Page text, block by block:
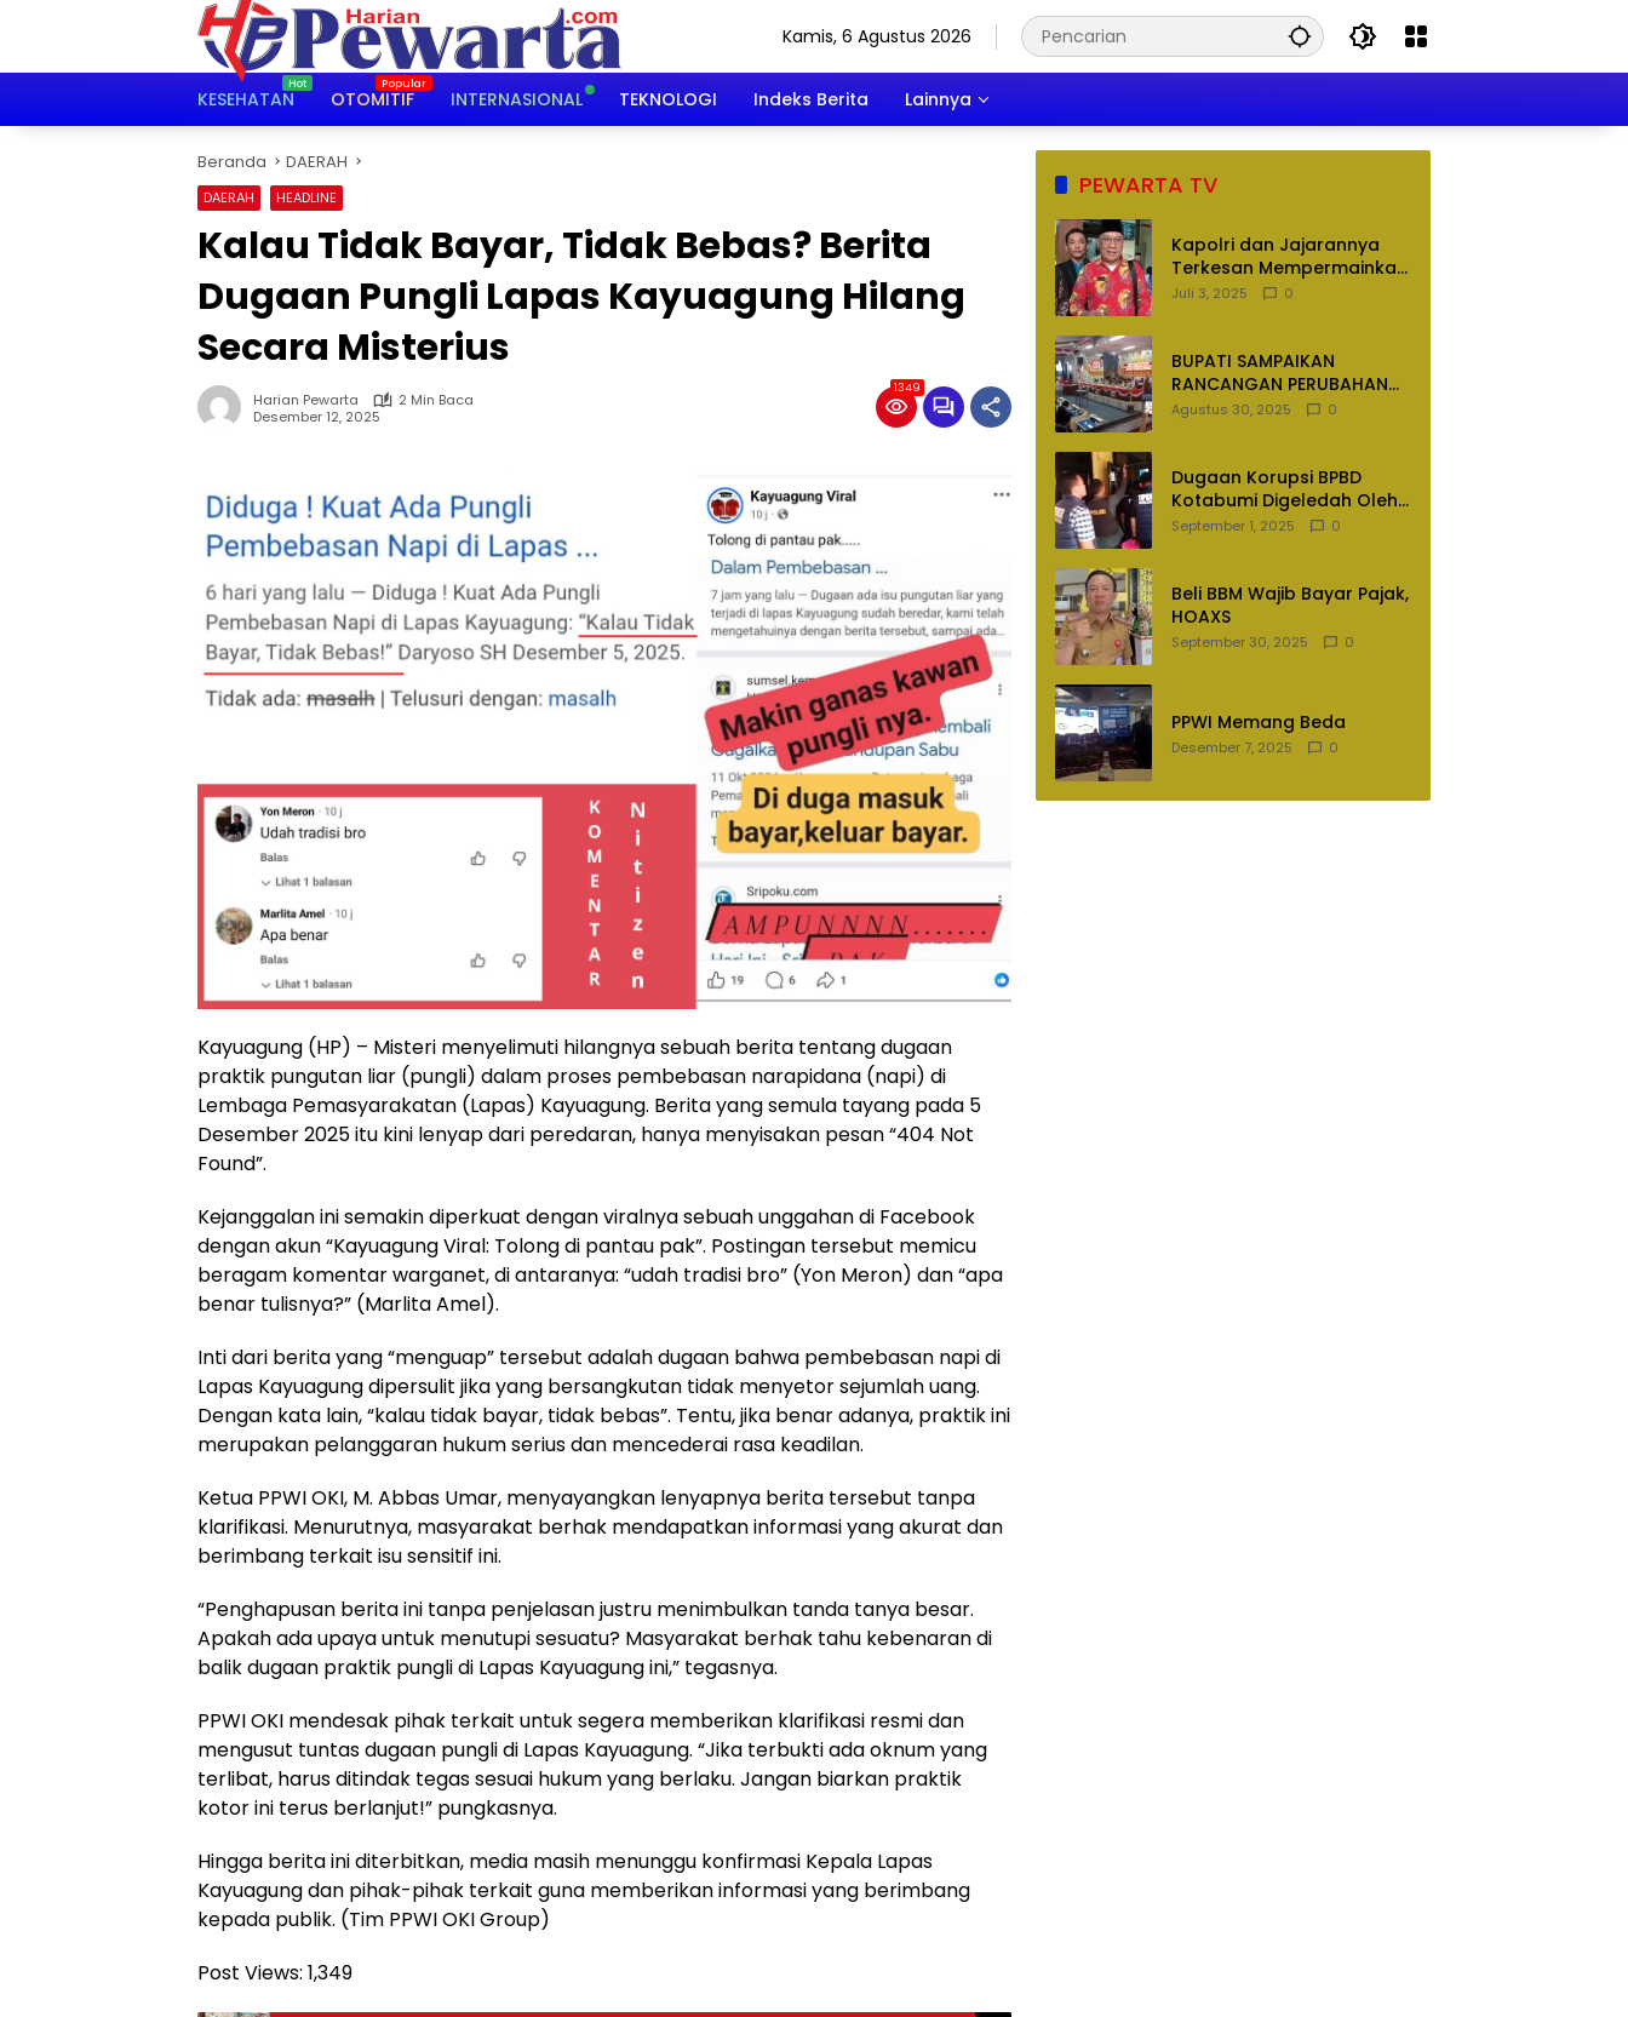
Kamis, 6 Agustus 2026
KESEHATAN OTOMITIF INTERNASIONAL TEKNOLOGI Indeks Berita Lainnya
Beranda DAERAH
DAERAH HEADLINE
Kalau Tidak Bayar, Tidak Bebas? Berita
Dugaan Pungli Lapas Kayuagung Hilang
Secara Misterius
Harian Pewarta
2 Min Baca
Desember 12, 2025
1349
Kayuagung (HP) – Misteri menyelimuti hilangnya sebuah berita tentang dugaan
praktik pungutan liar (pungli) dalam proses pembebasan narapidana (napi) di
Lembaga Pemasyarakatan (Lapas) Kayuagung. Berita yang semula tayang pada 5
Desember 2025 itu kini lenyap dari peredaran, hanya menyisakan pesan “404 Not
Found”.
Kejanggalan ini semakin diperkuat dengan viralnya sebuah unggahan di Facebook
dengan akun “Kayuagung Viral: Tolong di pantau pak”. Postingan tersebut memicu
beragam komentar warganet, di antaranya: “udah tradisi bro” (Yon Meron) dan “apa
benar tulisnya?” (Marlita Amel).
Inti dari berita yang “menguap” tersebut adalah dugaan bahwa pembebasan napi di
Lapas Kayuagung dipersulit jika yang bersangkutan tidak menyetor sejumlah uang.
Dengan kata lain, “kalau tidak bayar, tidak bebas”. Tentu, jika benar adanya, praktik ini
merupakan pelanggaran hukum serius dan mencederai rasa keadilan.
Ketua PPWI OKI, M. Abbas Umar, menyayangkan lenyapnya berita tersebut tanpa
klarifikasi. Menurutnya, masyarakat berhak mendapatkan informasi yang akurat dan
berimbang terkait isu sensitif ini.
“Penghapusan berita ini tanpa penjelasan justru menimbulkan tanda tanya besar.
Apakah ada upaya untuk menutupi sesuatu? Masyarakat berhak tahu kebenaran di
balik dugaan praktik pungli di Lapas Kayuagung ini,” tegasnya.
PPWI OKI mendesak pihak terkait untuk segera memberikan klarifikasi resmi dan
mengusut tuntas dugaan pungli di Lapas Kayuagung. “Jika terbukti ada oknum yang
terlibat, harus ditindak tegas sesuai hukum yang berlaku. Jangan biarkan praktik
kotor ini terus berlanjut!” pungkasnya.
Hingga berita ini diterbitkan, media masih menunggu konfirmasi Kepala Lapas
Kayuagung dan pihak-pihak terkait guna memberikan informasi yang berimbang
kepada publik. (Tim PPWI OKI Group)
Post Views: 1,349
PEWARTA TV
Kapolri dan Jajarannya
Terkesan Mempermainkan
Hukum
Juli 3, 2025 0
BUPATI SAMPAIKAN
RANCANGAN PERUBAHAN
APBD TAHUN ANGGARAN
Agustus 30, 2025 0
Dugaan Korupsi BPBD
Kotabumi Digeledah Oleh
Tim Penyidik Polres
September 1, 2025 0
Beli BBM Wajib Bayar Pajak,
HOAXS
September 30, 2025 0
PPWI Memang Beda
Desember 7, 2025 0